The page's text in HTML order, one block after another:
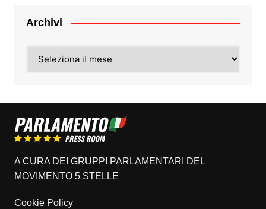
Archivi
A CURA DEI GRUPPI PARLAMENTARI DEL
MOVIMENTO 5 STELLE
Cookie Policy